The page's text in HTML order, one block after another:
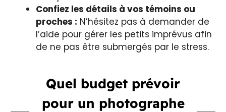
Confiez les détails à vos témoins ou
proches : N’hésitez pas à demander de
l’aide pour gérer les petits imprévus afin
de ne pas être submergés par le stress.
Quel budget prévoir
pour un photographe